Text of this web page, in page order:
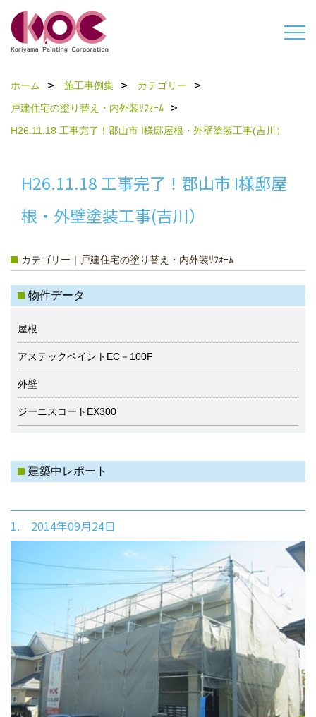
ホーム 施工事例集
カテゴリー
戸建住宅の塗り替え・内外装ﾘﾌｫｰﾑ
H26.11.18 工事完了！郡山市 I様邸屋根・外壁塗装工事(吉川）
H26.11.18 工事完了！郡山市 I様邸屋
根・外壁塗装工事(吉川）
カテゴリー｜戸建住宅の塗り替え・内外装ﾘﾌｫｰﾑ
物件データ
屋根
アステックペイントEC－100F
外壁
ジーニスコートEX300
建築中レポート
1. 2014年09月24日